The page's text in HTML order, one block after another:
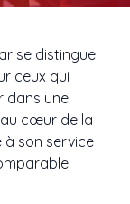
se distingue
ceux qui
dans une
au cœur de la
à son service